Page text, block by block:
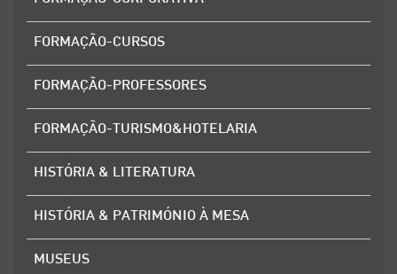
FORMAÇÃO-CURSOS
FORMAÇÃO-PROFESSORES
FORMAÇÃO-TURISMO&HOTELARIA
HISTÓRIA & LITERATURA
HISTÓRIA & PATRIMÓNIO À MESA
MUSEUS